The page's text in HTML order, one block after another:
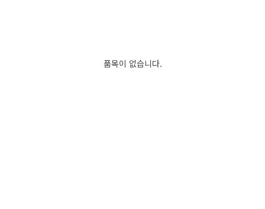
품목이 없습니다.